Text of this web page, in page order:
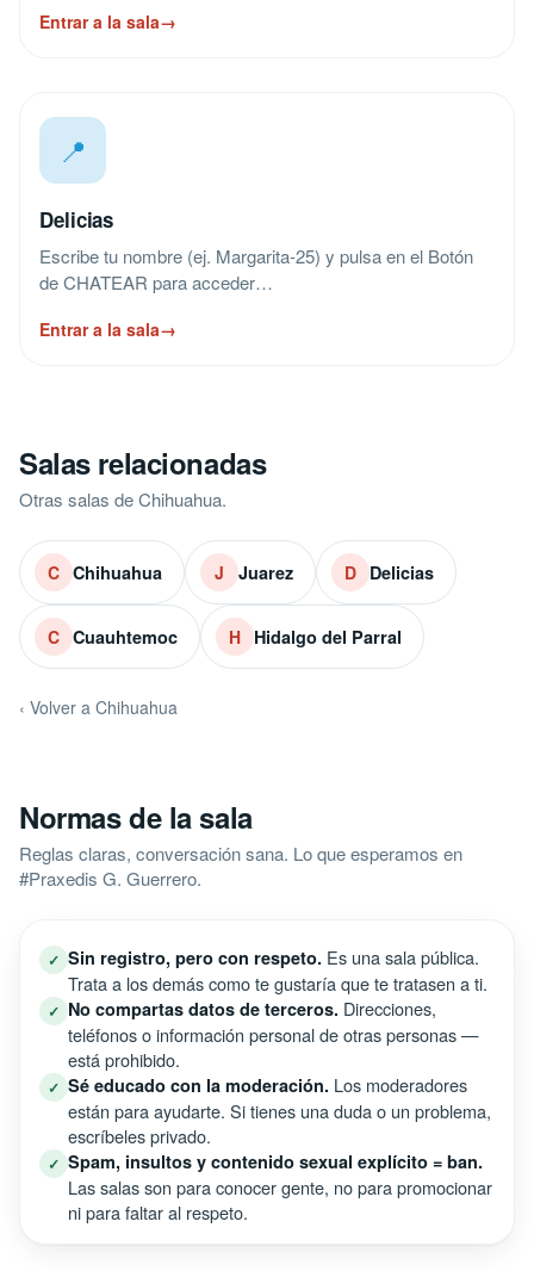
Entrar a la sala→
📍
Delicias
Escribe tu nombre (ej. Margarita-25) y pulsa en el Botón
de CHATEAR para acceder…
Entrar a la sala→
Salas relacionadas
Otras salas de Chihuahua.
C Chihuahua J Juarez D Delicias
C Cuauhtemoc H Hidalgo del Parral
‹ Volver a Chihuahua
Normas de la sala
Reglas claras, conversación sana. Lo que esperamos en
#Praxedis G. Guerrero.
✓ Sin registro, pero con respeto. Es una sala pública.
Trata a los demás como te gustaría que te tratasen a ti.
✓ No compartas datos de terceros. Direcciones,
teléfonos o información personal de otras personas —
está prohibido.
✓ Sé educado con la moderación. Los moderadores
están para ayudarte. Si tienes una duda o un problema,
escríbeles privado.
✓ Spam, insultos y contenido sexual explícito = ban.
Las salas son para conocer gente, no para promocionar
ni para faltar al respeto.